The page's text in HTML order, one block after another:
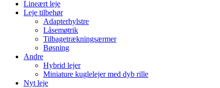
Lineært leje
Leje tilbehør
Adapterhylstre
Låsemøtrik
Tilbagetrækningsærmer
Bøsning
Andre
Hybrid lejer
Miniature kuglelejer med dyb rille
Nyt leje